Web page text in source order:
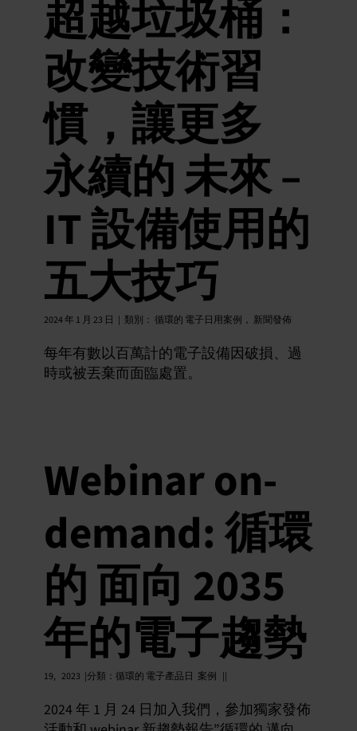
超越垃圾桶：
改變技術習
慣，讓更多
永續的 未來 –
IT 設備使用的
五大技巧
2024 年 1 月 23 日 | 類別： 循環的 電子日用案例 ， 新聞發佈
每年有數以百萬計的電子設備因破損、過
時或被丟棄而面臨處置。
Webinar on-
demand: 循環
的 面向 2035
年的電子趨勢
19, 2023 |分類 ： 循環的 電子產品日 案例 ||
2024 年 1 月 24 日加入我們，參加獨家發佈